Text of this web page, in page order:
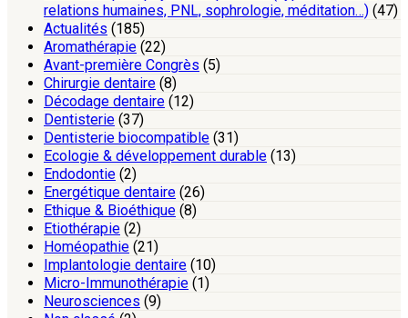
relations humaines, PNL, sophrologie, méditation…) (47)
Actualités (185)
Aromathérapie (22)
Avant-première Congrès (5)
Chirurgie dentaire (8)
Décodage dentaire (12)
Dentisterie (37)
Dentisterie biocompatible (31)
Ecologie & développement durable (13)
Endodontie (2)
Energétique dentaire (26)
Ethique & Bioéthique (8)
Etiothérapie (2)
Homéopathie (21)
Implantologie dentaire (10)
Micro-Immunothérapie (1)
Neurosciences (9)